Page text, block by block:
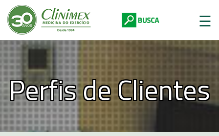
☰
Digite abaixo:
Perfis de Clientes